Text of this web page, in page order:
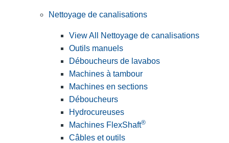
Nettoyage de canalisations
View All Nettoyage de canalisations
Outils manuels
Déboucheurs de lavabos
Machines à tambour
Machines en sections
Déboucheurs
Hydrocureuses
Machines FlexShaft®
Câbles et outils